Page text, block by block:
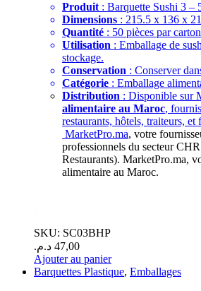
Produit : Barquette Sushi 3 –
Dimensions : 215.5 x 136 x
Quantité : 50 pièces par carton
Utilisation : Emballage de
stockage.
Conservation : Conserver
Catégorie : Emballage
Distribution : Disponible sur
alimentaire au Maroc,
restaurants, hôtels, traiteurs, et
MarketPro.ma, votre
professionnels du secteur
Restaurants). MarketPro.ma,
alimentaire au Maroc.
SKU: SC03BHP
47,00 د.م.
Ajouter au panier
Barquettes Plastique, Emballages